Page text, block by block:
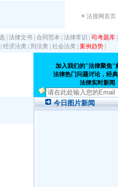
法搜网首页
法律文书 合同范本 法律常识 司考题库
经济法类 刑法类 社会法类 案例趋势